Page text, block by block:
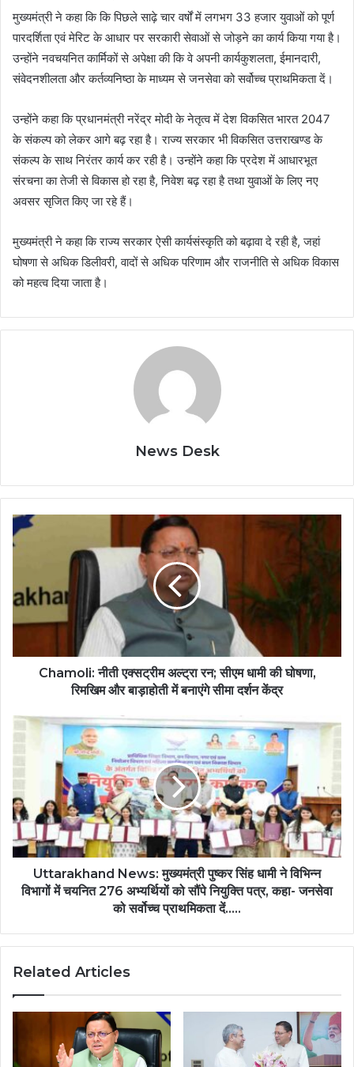
मुख्यमंत्री ने कहा कि कि पिछले साढ़े चार वर्षों में लगभग 33 हजार युवाओं को पूर्ण
पारदर्शिता एवं मेरिट के आधार पर सरकारी सेवाओं से जोड़ने का कार्य किया गया है।
उन्होंने नवचयनित कार्मिकों से अपेक्षा की कि वे अपनी कार्यकुशलता, ईमानदारी,
संवेदनशीलता और कर्तव्यनिष्ठा के माध्यम से जनसेवा को सर्वोच्च प्राथमिकता दें।
उन्होंने कहा कि प्रधानमंत्री नरेंद्र मोदी के नेतृत्व में देश विकसित भारत 2047
के संकल्प को लेकर आगे बढ़ रहा है। राज्य सरकार भी विकसित उत्तराखण्ड के
संकल्प के साथ निरंतर कार्य कर रही है। उन्होंने कहा कि प्रदेश में आधारभूत
संरचना का तेजी से विकास हो रहा है, निवेश बढ़ रहा है तथा युवाओं के लिए नए
अवसर सृजित किए जा रहे हैं।
मुख्यमंत्री ने कहा कि राज्य सरकार ऐसी कार्यसंस्कृति को बढ़ावा दे रही है, जहां
घोषणा से अधिक डिलीवरी, वादों से अधिक परिणाम और राजनीति से अधिक विकास
को महत्व दिया जाता है।
News Desk
Chamoli: नीती एक्सट्रीम अल्ट्रा रन; सीएम धामी की घोषणा,
रिमखिम और बाड़ाहोती में बनाएंगे सीमा दर्शन केंद्र
Uttarakhand News: मुख्यमंत्री पुष्कर सिंह धामी ने विभिन्न
विभागों में चयनित 276 अभ्यर्थियों को सौंपे नियुक्ति पत्र, कहा- जनसेवा
को सर्वोच्च प्राथमिकता दें.....
Related Articles